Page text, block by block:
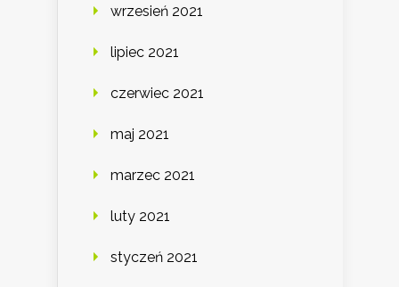
wrzesień 2021
lipiec 2021
czerwiec 2021
maj 2021
marzec 2021
luty 2021
styczeń 2021